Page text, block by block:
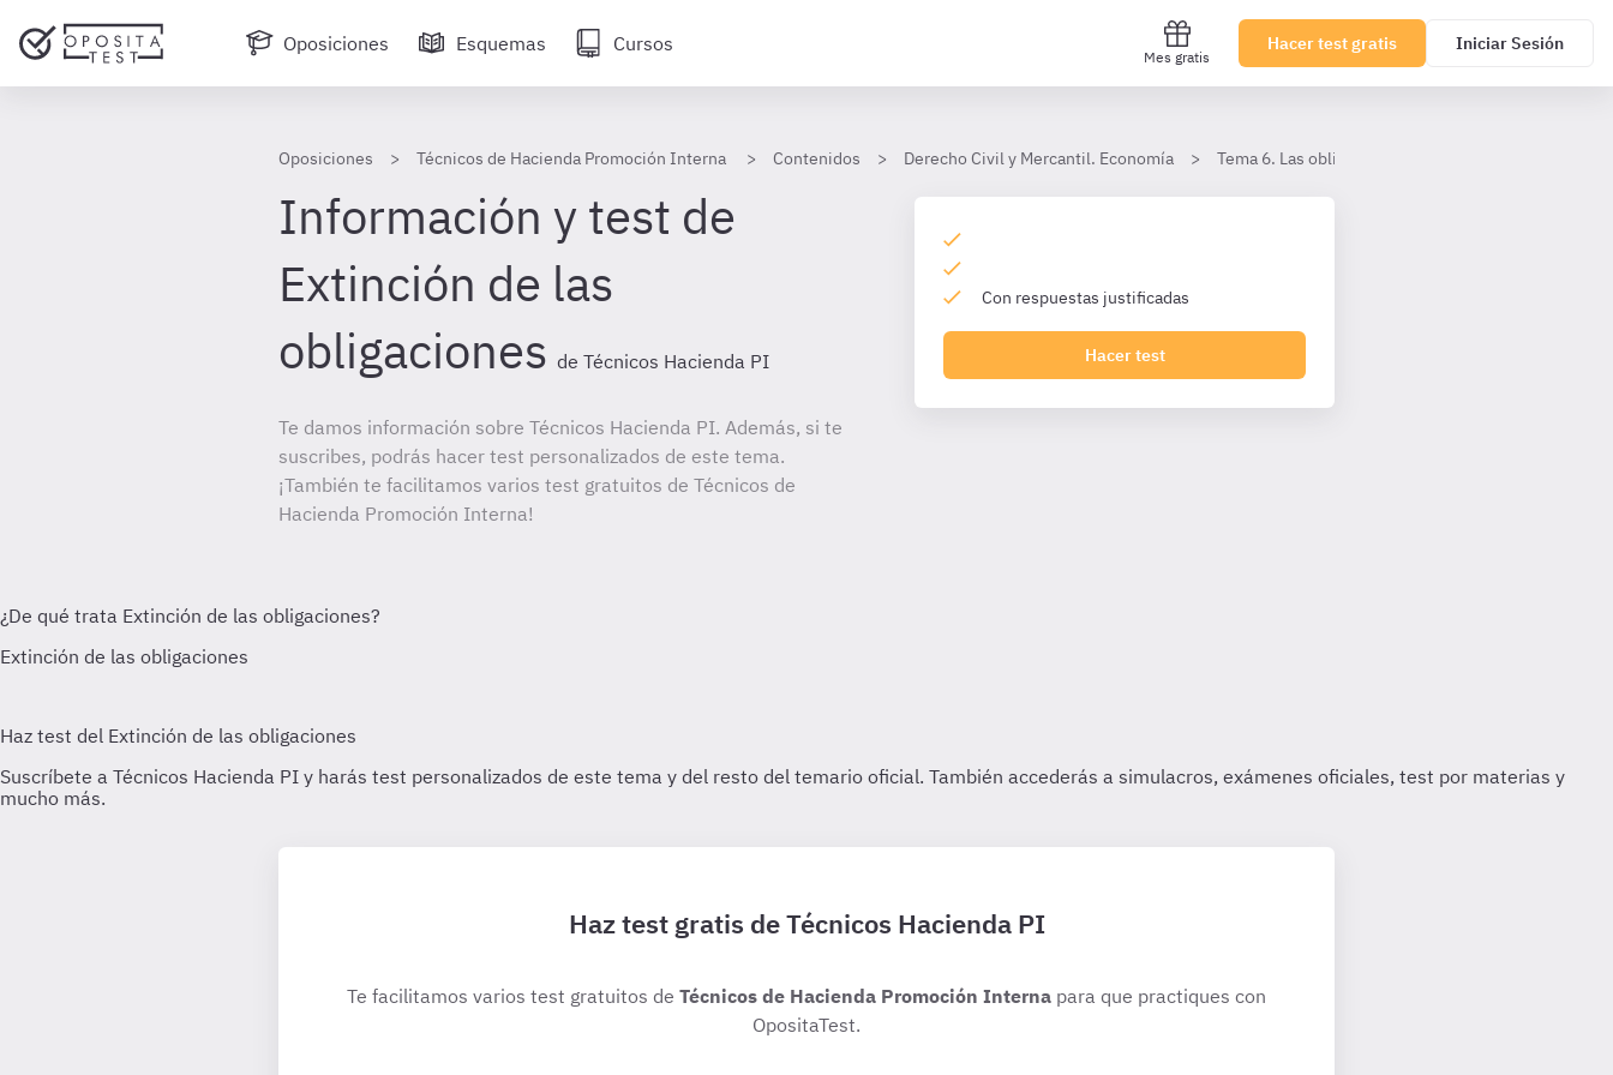
Oposiciones Esquemas Cursos
Mes gratis
Hacer test gratis Iniciar Sesión
Oposiciones Técnicos de Hacienda Promoción Interna Contenidos Derecho Civil y Mercantil. Economía Tema 6. Las obligaciones
Información y test de
Extinción de las
obligaciones de Técnicos Hacienda PI
Te damos información sobre Técnicos Hacienda PI. Además, si te
suscribes, podrás hacer test personalizados de este tema.
¡También te facilitamos varios test gratuitos de Técnicos de
Hacienda Promoción Interna!
Con respuestas justificadas
Hacer test
Haz test gratis de Técnicos Hacienda PI
Te facilitamos varios test gratuitos de Técnicos de Hacienda Promoción Interna para que practiques con
OpositaTest.